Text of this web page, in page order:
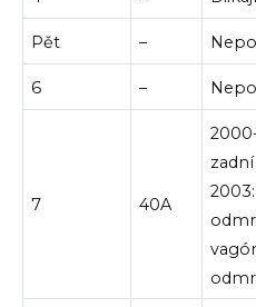
Pět –
6 –
7 40A